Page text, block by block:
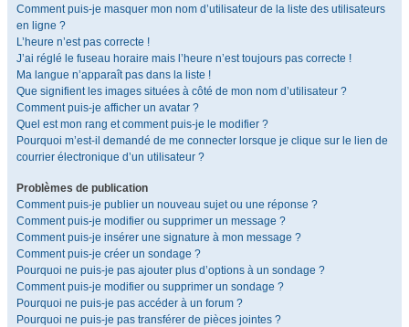
Comment puis-je masquer mon nom d’utilisateur de la liste des utilisateurs
en ligne ?
L’heure n’est pas correcte !
J’ai réglé le fuseau horaire mais l’heure n’est toujours pas correcte !
Ma langue n’apparaît pas dans la liste !
Que signifient les images situées à côté de mon nom d’utilisateur ?
Comment puis-je afficher un avatar ?
Quel est mon rang et comment puis-je le modifier ?
Pourquoi m’est-il demandé de me connecter lorsque je clique sur le lien de
courrier électronique d’un utilisateur ?
Problèmes de publication
Comment puis-je publier un nouveau sujet ou une réponse ?
Comment puis-je modifier ou supprimer un message ?
Comment puis-je insérer une signature à mon message ?
Comment puis-je créer un sondage ?
Pourquoi ne puis-je pas ajouter plus d’options à un sondage ?
Comment puis-je modifier ou supprimer un sondage ?
Pourquoi ne puis-je pas accéder à un forum ?
Pourquoi ne puis-je pas transférer de pièces jointes ?